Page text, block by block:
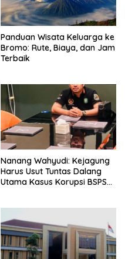
Panduan Wisata Keluarga ke
Bromo: Rute, Biaya, dan Jam
Terbaik
Nanang Wahyudi: Kejagung
Harus Usut Tuntas Dalang
Utama Kasus Korupsi BSPS